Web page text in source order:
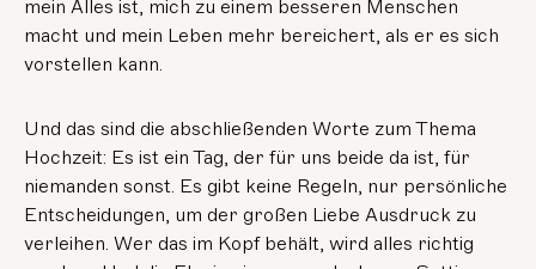
mein Alles ist, mich zu einem besseren Menschen
macht und mein Leben mehr bereichert, als er es sich
vorstellen kann.
Und das sind die abschließenden Worte zum Thema
Hochzeit: Es ist ein Tag, der für uns beide da ist, für
niemanden sonst. Es gibt keine Regeln, nur persönliche
Entscheidungen, um der großen Liebe Ausdruck zu
verleihen. Wer das im Kopf behält, wird alles richtig